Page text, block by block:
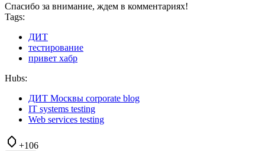
Спасибо за внимание, ждем в комментариях!
Tags:
ДИТ
тестирование
привет хабр
Hubs:
ДИТ Москвы corporate blog
IT systems testing
Web services testing
+106